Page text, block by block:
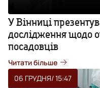
У Вінниці
дослідження щодо
посадовців
Читати більше
06 ГРУДНЯ/ 15:47